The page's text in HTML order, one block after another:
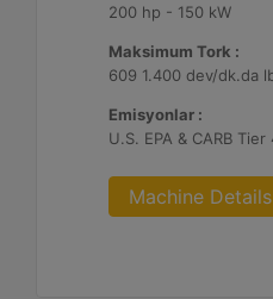
200 hp - 150 kW
Maksimum Tork :
Emisyonlar :
Machine Details